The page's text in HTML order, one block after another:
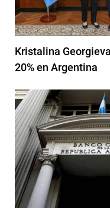
Kristalina
20% en Argentina